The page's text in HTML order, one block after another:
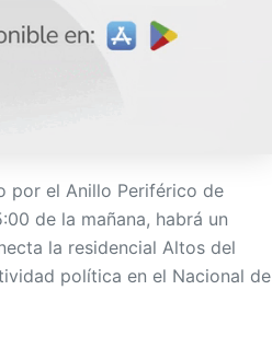
por el Anillo Periférico de
de la mañana, habrá un
la residencial Altos del
política en el Nacional de